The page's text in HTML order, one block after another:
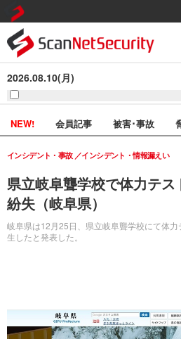
2026.08.10(月)
NEW! 会員記事 被害･事故
県立岐阜聾学校で体力テ
紛失（岐阜県）
岐阜県は12月25日、県立岐阜聾学校にて体
生したと発表した。
インシデント・事故 インシデント・情報漏えい